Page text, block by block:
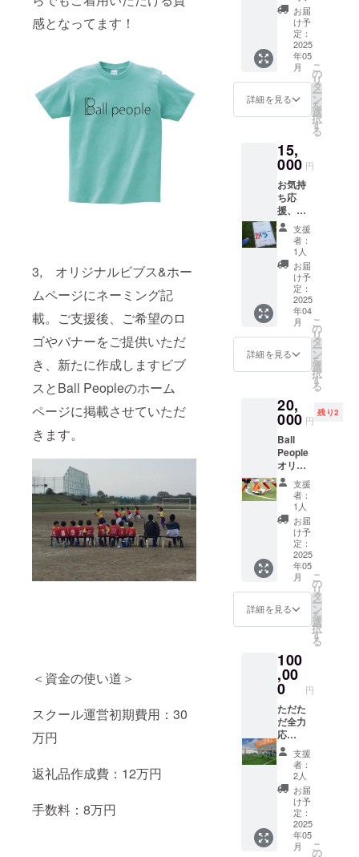
感となってます！
3, オリジナルビブス&ホー
ムページにネーミング記
載。ご支援後、ご希望のロ
ゴやバナーをご提供いただ
き、新たに作成しますビブ
スとBall Peopleのホーム
ページに掲載させていただ
きます。
＜資金の使い道＞
スクール運営初期費用：30
万円
返礼品作成費：12万円
手数料：8万円
もご着
用いた
だける
限定T
シャツ
です！
※ご希望
のサイ
い。
（S・M
・Lの3
種類か
らお選
びくだ
さ
い。）
分に
ネーム
記載＋
Ball
People
ホーム
ページ
にバ
ナー記
載＋イ
掲載。
ネーム
は法
人、個
人どち
らも可
能で
す。 ・
掲載期
間：
2025年
5月1日
から
Ball
People
サッ
カース
る限り
掲載 ・
注意事
項：ロ
ゴやバ
ナーな
どの画
像の受
け渡し
につい
ては、
プロ
ジェク
ト終了
後にお
送りす
るメー
い。
お届
け予
定：
2025
年05
月
詳細を見る
こ
の
リ
タ
ー
ン
を
選
択
す
る
15,
000 円
お気持
ち応
援、最
大
級！！
Ball
People
サッ
カース
クール
代表の
浜よ
り、御
礼メッ
セージ
文お送
ていた
だきま
す。 ※
このリ
ターン
は1,000
円のリ
ターン
と同じ
内容に
なりま
す。
支援
者：
1人
お届
け予
定：
2025
年04
月
詳細を見る
こ
の
リ
タ
ー
ン
を
選
択
す
る
20,
000 円
残り2
Ball
People
オリジ
ナルビ
ブスの
胸部分
にネー
ム記載
＋Ball
People
ホーム
ページ
にバ
ナー記
載＋イ
ンスタ#
ネーム
は法
人、個
人どち
らも可
能で
す。 ・
掲載期
間：
2025年
5月1日
から
Ball
People
サッ
カース
支援
者：
1人
お届
け予
定：
2025
年05
月
詳細を見る
こ
の
リ
タ
ー
ン
を
選
択
す
る
100
,00
0 円
ただた
だ全力
応
援！！
！ 子ど
もたち
の健や
かな育
みに貢
献した
いとい
う方、
支援
者：
2人
お届
け予
定：
2025
年05
月
こ
の